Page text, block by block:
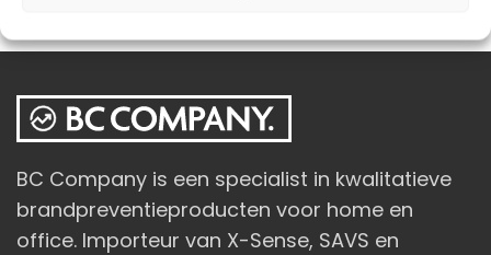
BC Company is een specialist in kwalitatieve
brandpreventieproducten voor home en
office. Importeur van X-Sense, SAVS en